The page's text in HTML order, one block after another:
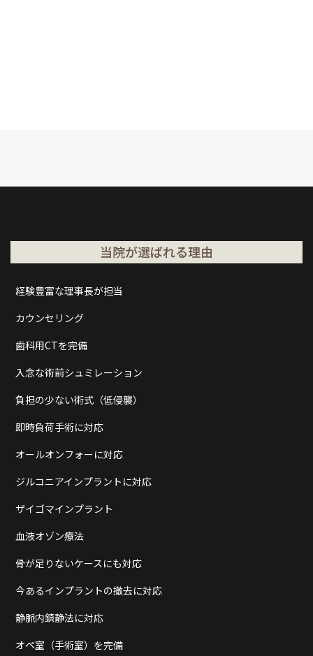
当院が選ばれる理由
経験豊富な理事長が担当
カウンセリング
歯科用CTを完備
入念な術前シュミレーション
負担の少ない術式（低侵襲）
即時負荷手術に対応
オールオンフォーに対応
ジルコニアインプラントに対応
ザイゴマインプラント
血液オゾン療法
骨が足りないケースにも対応
今あるインプラントの撤去に対応
静脈内鎮静法に対応
オペ室（手術室）を完備